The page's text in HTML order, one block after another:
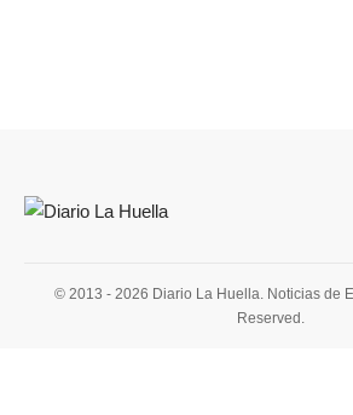
© 2013 - 2026 Diario La Huella. Noticias de
Reserved.